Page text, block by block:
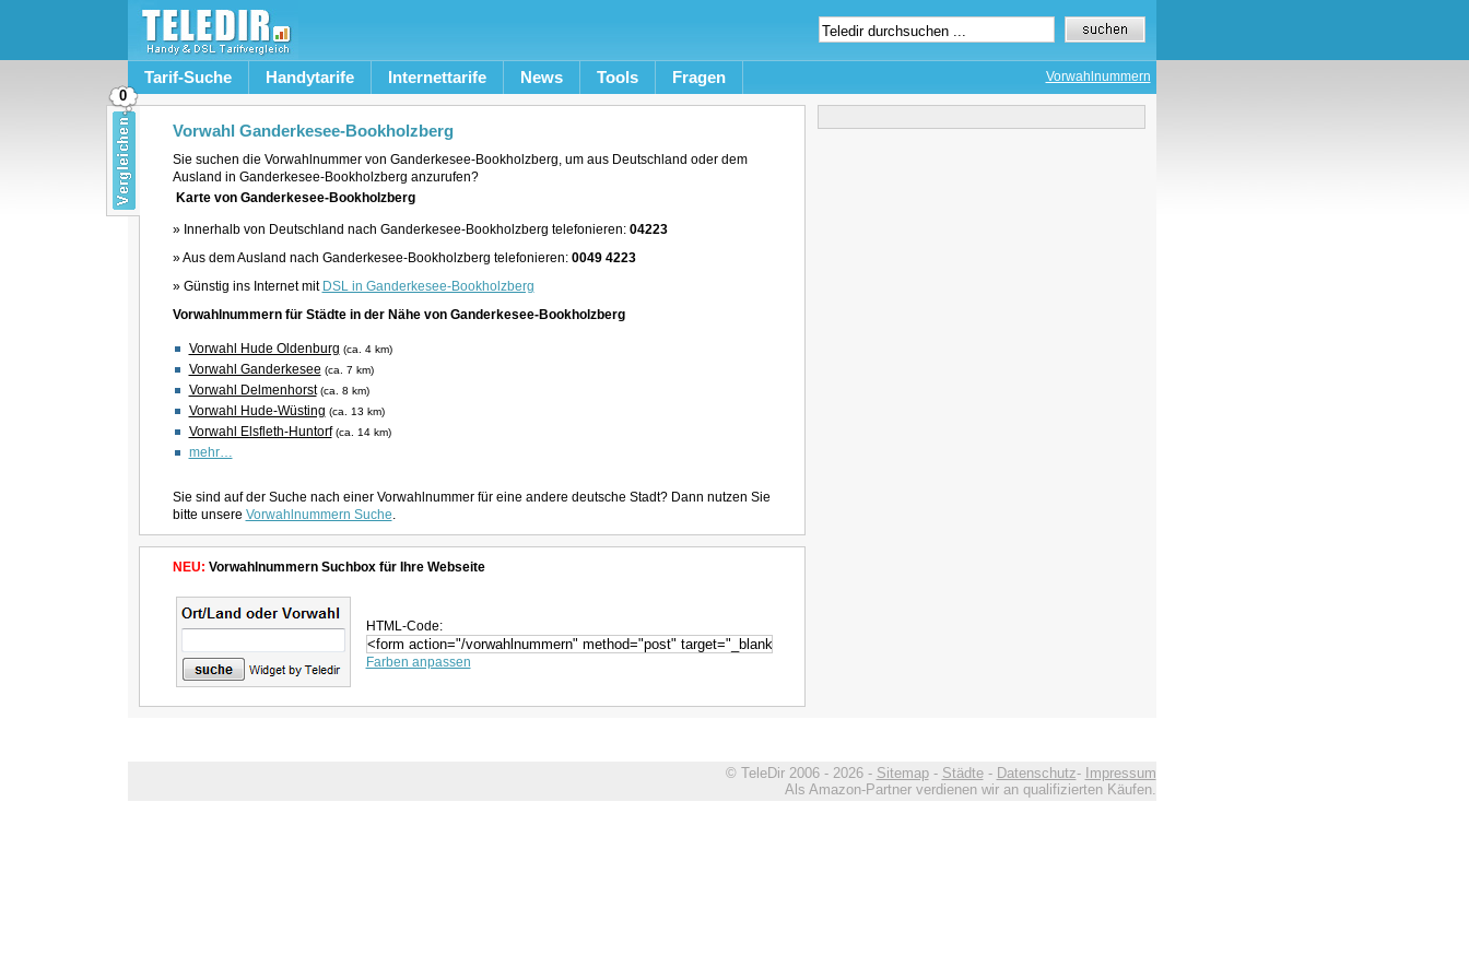
Tarif-Suche Handytarife Internettarife News Tools Fragen Vorwahlnummern
Vorwahl Ganderkesee-Bookholzberg
Sie suchen die Vorwahlnummer von Ganderkesee-Bookholzberg, um aus Deutschland oder dem
Ausland in Ganderkesee-Bookholzberg anzurufen?
Karte von Ganderkesee-Bookholzberg
» Innerhalb von Deutschland nach Ganderkesee-Bookholzberg telefonieren: 04223
» Aus dem Ausland nach Ganderkesee-Bookholzberg telefonieren: 0049 4223
» Günstig ins Internet mit DSL in Ganderkesee-Bookholzberg
Vorwahlnummern für Städte in der Nähe von Ganderkesee-Bookholzberg
Vorwahl Hude Oldenburg (ca. 4 km)
Vorwahl Ganderkesee (ca. 7 km)
Vorwahl Delmenhorst (ca. 8 km)
Vorwahl Hude-Wüsting (ca. 13 km)
Vorwahl Elsfleth-Huntorf (ca. 14 km)
mehr…
Sie sind auf der Suche nach einer Vorwahlnummer für eine andere deutsche Stadt? Dann nutzen Sie
bitte unsere Vorwahlnummern Suche.
NEU: Vorwahlnummern Suchbox für Ihre Webseite
HTML-Code:
Farben anpassen
© TeleDir 2006 - 2026 - Sitemap- Städte- Datenschutz- Impressum
Als Amazon-Partner verdienen wir an qualifizierten Käufen.
0